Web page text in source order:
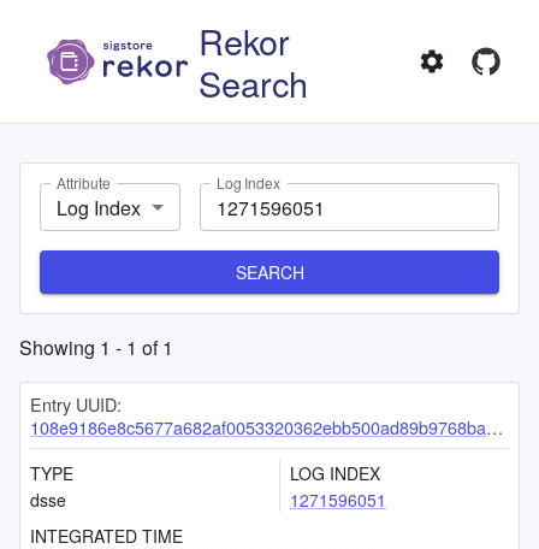
Rekor
Search
Attribute
Log Index
Log Index
SEARCH
Showing 1 - 1 of1
Entry UUID:
108e9186e8c5677a682af0053320362ebb500ad89b9768ba1d8089089fbd357987aa1742dce571e7
TYPE
dsse
LOG INDEX
1271596051
INTEGRATED TIME